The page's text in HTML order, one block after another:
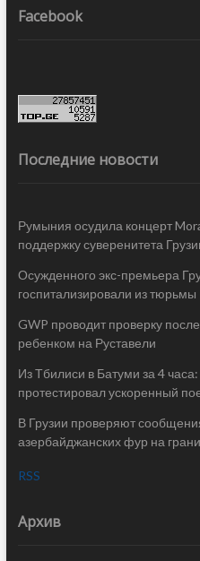
Facebook
Последние новости
Румыния осудила концерт
поддержку суверенитета
Осужденного экс-премьера
госпитализировали из тюрьмы
GWP проводит проверку
ребенком на Руставели
Из Тбилиси в Батуми за 4
протестировал ускоренный
В Грузии проверяют
азербайджанских фур на
RSS
Архив